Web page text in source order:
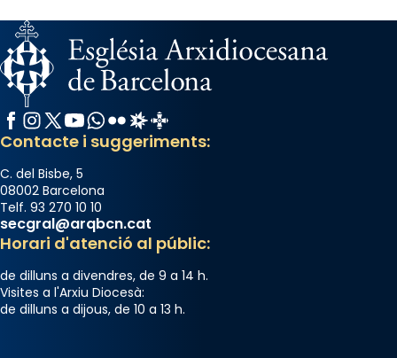
Facebook
Instagram
X / Twitter
YouTube
WhatsApp
FlickrRadio Estel
Catalunya Cristiana
Contacte i suggeriments:
C. del Bisbe, 5
08002 Barcelona
Telf. 93 270 10 10
secgral@arqbcn.cat
Horari d'atenció al públic:
de dilluns a divendres, de 9 a 14 h.
Visites a l'Arxiu Diocesà:
de dilluns a dijous, de 10 a 13 h.